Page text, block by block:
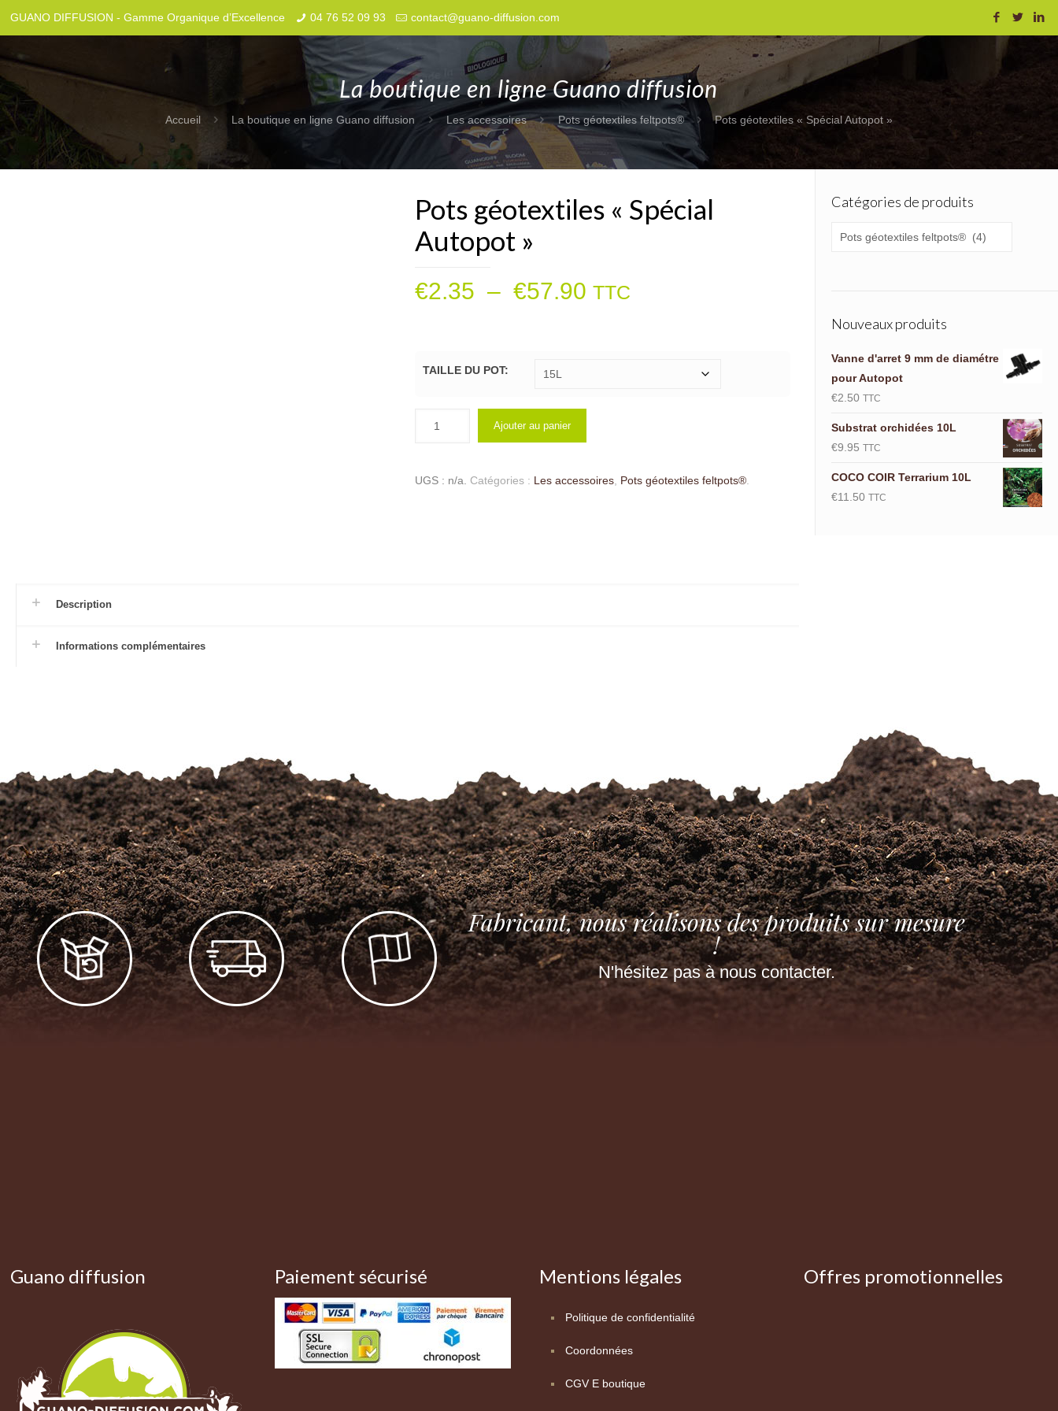
GUANO DIFFUSION - Gamme Organique d’Excellence 04 76 52 09 93 contact@guano-diffusion.com
La boutique en ligne Guano diffusion
Accueil La boutique en ligne Guano diffusion Les accessoires Pots géotextiles feltpots® Pots géotextiles « Spécial Autopot »
Pots géotextiles « Spécial
Autopot »
€2.35 – €57.90 Plage
€57.90
TTC
TAILLE DU POT:
Ajouter au panier
UGS : n/a Catégories : Les accessoires Pots géotextiles feltpots®
Description
Informations complémentaires
Catégories de produits
Nouveaux produits
Vanne d'arret 9 mm de diamétre
pour Autopot
€2.50 TTC
Substrat orchidées 10L
€9.95 TTC
COCO COIR Terrarium 10L
€11.50 TTC
Fabricant, nous réalisons des produits sur mesure
!
N'hésitez pas à nous contacter.
Guano diffusion Paiement sécurisé Mentions légales
Politique de confidentialité
Coordonnées
CGV E boutique
Offres promotionnelles